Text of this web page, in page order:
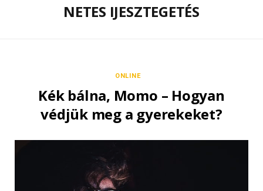
NETES IJESZTEGETÉS
ONLINE
Kék bálna, Momo – Hogyan
védjük meg a gyerekeket?